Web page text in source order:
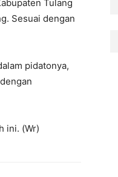
Tulang
Sesuai dengan
pidatonya,
ini. (Wr)